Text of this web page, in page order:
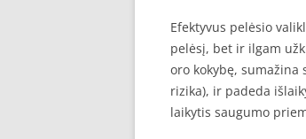
Efektyvus pelėsio
pelėsį, bet ir ilgam
oro kokybę, sumažina
rizika), ir padeda
laikytis saugumo